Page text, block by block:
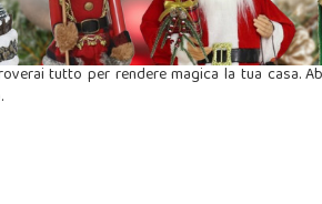
tutto per rendere magica la tua casa.